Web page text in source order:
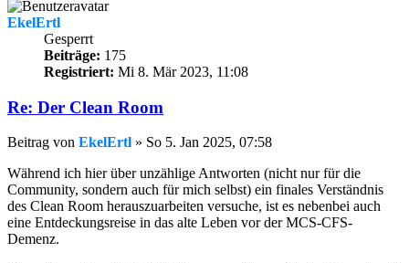
EkelErtl
Gesperrt
Beiträge: 175
Registriert: Mi 8. Mär 2023, 11:08
Re: Der Clean Room
Beitrag von EkelErtl » So 5. Jan 2025, 07:58
Während ich hier über unzählige Antworten (nicht nur für die
Community, sondern auch für mich selbst) ein finales Verständnis
des Clean Room herauszuarbeiten versuche, ist es nebenbei auch
eine Entdeckungsreise in das alte Leben vor der MCS-CFS-
Demenz.